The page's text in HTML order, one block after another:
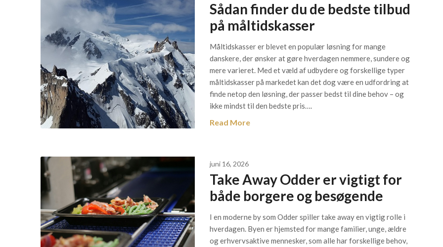
Sådan finder du de bedste tilbud
på måltidskasser
Måltidskasser er blevet en populær løsning for mange
danskere, der ønsker at gøre hverdagen nemmere, sundere og
mere varieret. Med et væld af udbydere og forskellige typer
måltidskasser på markedet kan det dog være en udfordring at
finde netop den løsning, der passer bedst til dine behov – og
ikke mindst til den bedste pris….
Read More
juni 16, 2026
Take Away Odder er vigtigt for
både borgere og besøgende
I en moderne by som Odder spiller take away en vigtig rolle i
hverdagen. Byen er hjemsted for mange familier, unge, ældre
og erhvervsaktive mennesker, som alle har forskellige behov,